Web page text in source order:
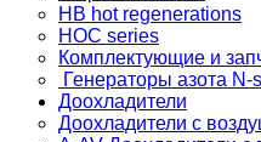
HB hot regenerations
HOC series
Комплектующие и
Генераторы азота N-
Доохладители
Доохладители с